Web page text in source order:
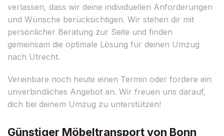
verlassen, dass wir deine individuellen Anforderungen
und Wünsche berücksichtigen. Wir stehen dir mit
persönlicher Beratung zur Seite und finden
gemeinsam die optimale Lösung für deinen Umzug
nach Utrecht.
Vereinbare noch heute einen Termin oder fordere ein
unverbindliches Angebot an. Wir freuen uns darauf,
dich bei deinem Umzug zu unterstützen!
Günstiger Möbeltransport von Bonn